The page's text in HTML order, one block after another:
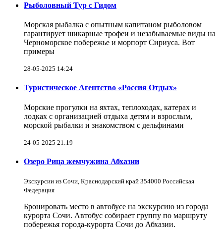
Рыболовный Тур с Гидом
Морская рыбалка с опытным капитаном рыболовом
гарантирует шикарные трофеи и незабываемые виды на
Черноморское побережье и морпорт Сириуса. Вот
примеры
28-05-2025 14:24
Туристическое Агентство «Россия Отдых»
Морские прогулки на яхтах, теплоходах, катерах и
лодках с организацией отдыха детям и взрослым,
морской рыбалки и знакомством с дельфинами
24-05-2025 21:19
Озеро Рица жемчужина Абхазии
Экскурсии из Сочи, Краснодарский край 354000 Российская
Федерация
Бронировать место в автобусе на экскурсию из города
курорта Сочи. Автобус собирает группу по маршруту
побережья города-курорта Сочи до Абхазии.